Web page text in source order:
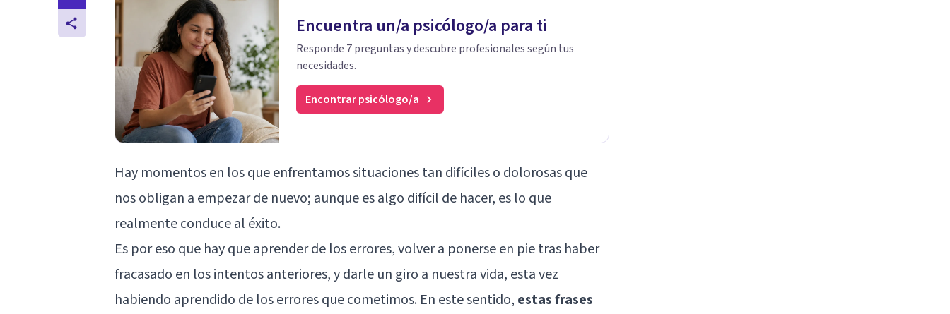
Encuentra un/a psicólogo/a para ti
Responde 7 preguntas y descubre profesionales según tus
necesidades.
Encontrar psicólogo/a
Hay momentos en los que enfrentamos situaciones tan difíciles o dolorosas que
nos obligan a empezar de nuevo; aunque es algo difícil de hacer, es lo que
realmente conduce al éxito.
Es por eso que hay que aprender de los errores, volver a ponerse en pie tras haber
fracasado en los intentos anteriores, y darle un giro a nuestra vida, esta vez
habiendo aprendido de los errores que cometimos. En este sentido, estas frases